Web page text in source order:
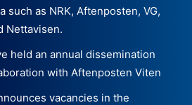
such as NRK, Aftenposten, VG,
Nettavisen.
held an annual dissemination
with Aftenposten Viten
vacancies in the